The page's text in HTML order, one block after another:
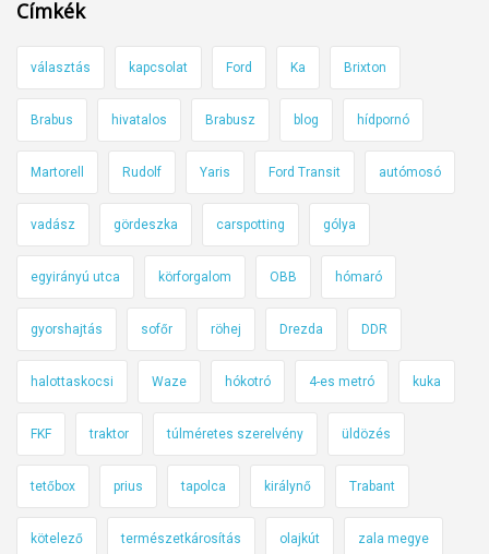
m
e
t
r
ó
a
z
u
t
t
á
j
é
k
Címkék
választás kapcsolat Ford Ka Brixton
Brabus hivatalos Brabusz blog hídpornó
Martorell Rudolf Yaris Ford Transit autómosó
vadász gördeszka carspotting gólya
egyirányú utca körforgalom OBB hómaró
gyorshajtás sofőr röhej Drezda DDR
halottaskocsi Waze hókotró 4-es metró kuka
FKF traktor túlméretes szerelvény üldözés
tetőbox prius tapolca királynő Trabant
kötelező természetkárosítás olajkút zala megye